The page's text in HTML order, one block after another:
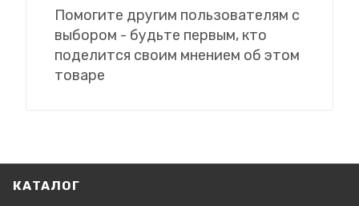
Помогите другим пользователям с
выбором - будьте первым, кто
поделится своим мнением об этом
товаре
КАТАЛОГ